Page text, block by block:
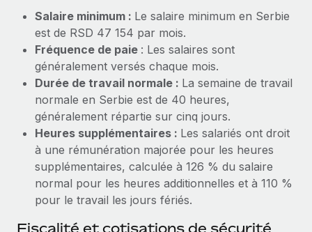
Mobilité et déménagement international
Organisez facilement le déménagement de vos
employés
Avantages sociaux
Gérez facilement les avantages sociaux
BLOG
Mises à jour des produits de Remote :
Intégrations Gusto et Xero et Gestion des
freelances Plus
Remote a toujours pour mission d'aider les entreprises de
toute taille à embaucher, gérer et payer...
En savoir plus
Comment Phiture gère ses 55 employés
Salaire minimum : Le salaire minimum en Serbie
est de RSD 47 154 par mois.
Fréquence de paie : Les salaires sont
généralement versés chaque mois.
Durée de travail normale : La semaine de travail
normale en Serbie est de 40 heures,
généralement répartie sur cinq jours.
Heures supplémentaires : Les salariés ont droit
à une rémunération majorée pour les heures
supplémentaires, calculée à 126 % du salaire
normal pour les heures additionnelles et à 110 %
pour le travail les jours fériés.
Fiscalité et cotisations de sécurité